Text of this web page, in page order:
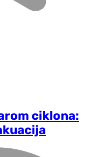
ciklona: